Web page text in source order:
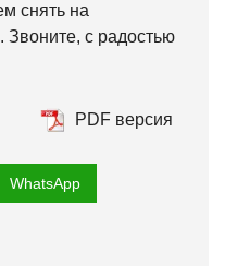
снять на
с радостью
PDF версия
WhatsApp